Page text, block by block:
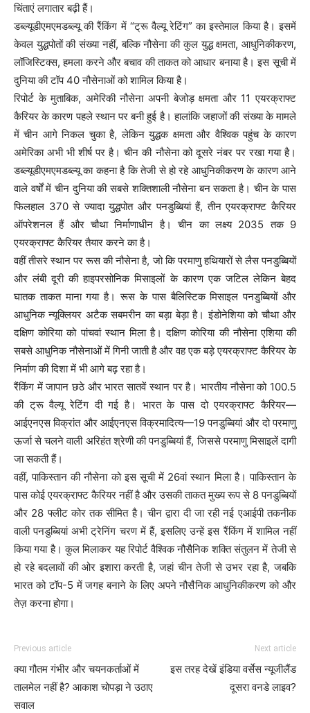
चिंताएं लगातार बढ़ी हैं।
डब्ल्यूडीएमएमडब्ल्यू की रैंकिंग में “ट्रू वैल्यू रेटिंग” का इस्तेमाल किया है। इसमें
केवल युद्धपोतों की संख्या नहीं, बल्कि नौसेना की कुल युद्ध क्षमता, आधुनिकीकरण,
लॉजिस्टिक्स, हमला करने और बचाव की ताकत को आधार बनाया है। इस सूची में
दुनिया की टॉप 40 नौसेनाओं को शामिल किया है।
रिपोर्ट के मुताबिक, अमेरिकी नौसेना अपनी बेजोड़ क्षमता और 11 एयरक्राफ्ट
कैरियर के कारण पहले स्थान पर बनी हुई है। हालांकि जहाजों की संख्या के मामले
में चीन आगे निकल चुका है, लेकिन युद्धक क्षमता और वैश्विक पहुंच के कारण
अमेरिका अभी भी शीर्ष पर है। चीन की नौसेना को दूसरे नंबर पर रखा गया है।
डब्ल्यूडीएमएमडब्ल्यू का कहना है कि तेजी से हो रहे आधुनिकीकरण के कारण आने
वाले वर्षों में चीन दुनिया की सबसे शक्तिशाली नौसेना बन सकता है। चीन के पास
फिलहाल 370 से ज्यादा युद्धपोत और पनडुब्बियां हैं, तीन एयरक्राफ्ट कैरियर
ऑपरेशनल हैं और चौथा निर्माणाधीन है। चीन का लक्ष्य 2035 तक 9
एयरक्राफ्ट कैरियर तैयार करने का है।
वहीं तीसरे स्थान पर रूस की नौसेना है, जो कि परमाणु हथियारों से लैस पनडुब्बियों
और लंबी दूरी की हाइपरसोनिक मिसाइलों के कारण एक जटिल लेकिन बेहद
घातक ताकत माना गया है। रूस के पास बैलिस्टिक मिसाइल पनडुब्बियों और
आधुनिक न्यूक्लियर अटैक सबमरीन का बड़ा बेड़ा है। इंडोनेशिया को चौथा और
दक्षिण कोरिया को पांचवां स्थान मिला है। दक्षिण कोरिया की नौसेना एशिया की
सबसे आधुनिक नौसेनाओं में गिनी जाती है और वह एक बड़े एयरक्राफ्ट कैरियर के
निर्माण की दिशा में भी आगे बढ़ रहा है।
रैंकिंग में जापान छठे और भारत सातवें स्थान पर है। भारतीय नौसेना को 100.5
की ट्रू वैल्यू रेटिंग दी गई है। भारत के पास दो एयरक्राफ्ट कैरियर—
आईएनएस विक्रांत और आईएनएस विक्रमादित्य—19 पनडुब्बियां और दो परमाणु
ऊर्जा से चलने वाली अरिहंत श्रेणी की पनडुब्बियां हैं, जिससे परमाणु मिसाइलें दागी
जा सकती हैं।
वहीं, पाकिस्तान की नौसेना को इस सूची में 26वां स्थान मिला है। पाकिस्तान के
पास कोई एयरक्राफ्ट कैरियर नहीं है और उसकी ताकत मुख्य रूप से 8 पनडुब्बियों
और 28 फ्लीट कोर तक सीमित है। चीन द्वारा दी जा रही नई एआईपी तकनीक
वाली पनडुब्बियां अभी ट्रेनिंग चरण में हैं, इसलिए उन्हें इस रैंकिंग में शामिल नहीं
किया गया है। कुल मिलाकर यह रिपोर्ट वैश्विक नौसैनिक शक्ति संतुलन में तेजी से
हो रहे बदलावों की ओर इशारा करती है, जहां चीन तेजी से उभर रहा है, जबकि
भारत को टॉप-5 में जगह बनाने के लिए अपने नौसैनिक आधुनिकीकरण को और
तेज़ करना होगा।
Previous article
क्या गौतम गंभीर और चयनकर्ताओं में
तालमेल नहीं है? आकाश चोपड़ा ने उठाए
सवाल
Next article
इस तरह देखें इंडिया वर्सेस न्यूजीलैंड
दूसरा वनडे लाइव?